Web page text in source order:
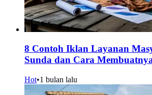
8 Contoh Iklan Layanan
Sunda dan Cara
Hot•1 bulan lalu